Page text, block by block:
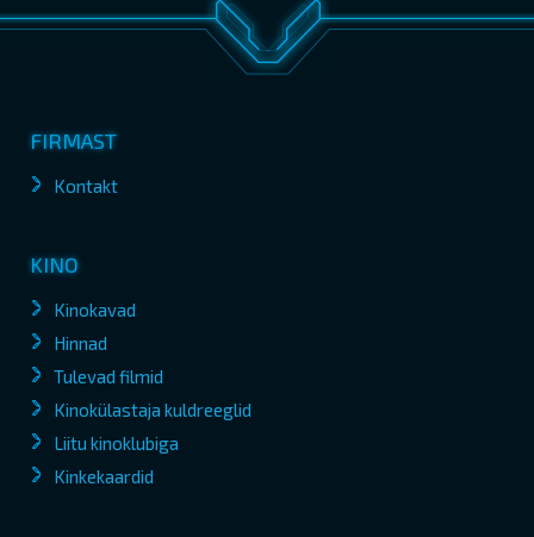
FIRMAST
Kontakt
KINO
Kinokavad
Hinnad
Tulevad filmid
Kinokülastaja kuldreeglid
Liitu kinoklubiga
Kinkekaardid